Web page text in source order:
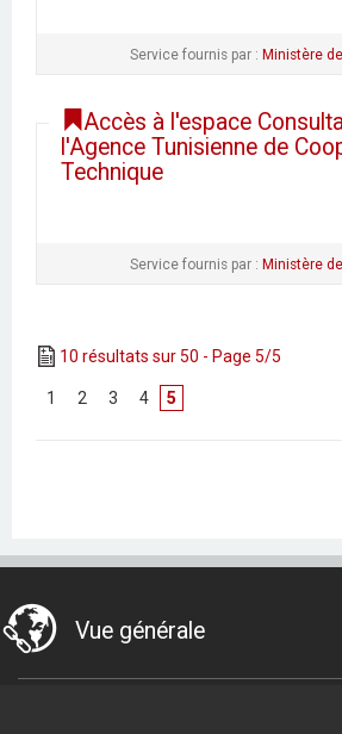
Service fournis par : Ministère
Accès à l'espace
l'Agence Tunisienne de
Technique
Service fournis par : Ministère
10 résultats sur 50 - Page 5/5
1 2 3 4 5
Vue générale